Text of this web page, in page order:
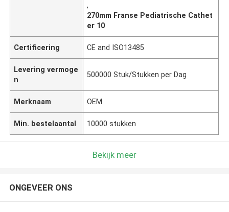
,
270mm Franse Pediatrische Cathet
er 10
Certificering CE and ISO13485
Levering vermoge
n
500000 Stuk/Stukken per Dag
Merknaam OEM
Min. bestelaantal 10000 stukken
Bekijk meer
ONGEVEER ONS